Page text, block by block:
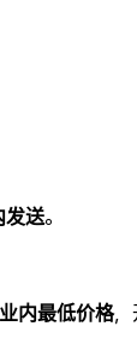
发送。
业内最低价格，